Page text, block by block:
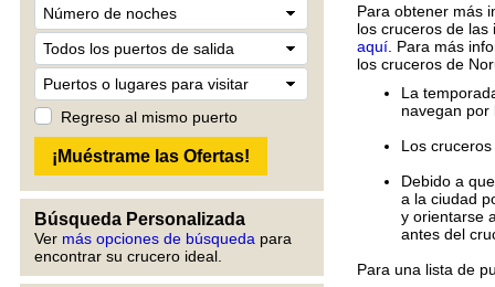
Regreso al mismo puerto
Búsqueda Personalizada
Ver más opciones de búsqueda para
encontrar su crucero ideal.
Para obtener más
los cruceros de
aquí . Para más
los cruceros de
La
navegan por
Los
Debido a
a la ciudad
y orientarse
antes del
Para una lista de